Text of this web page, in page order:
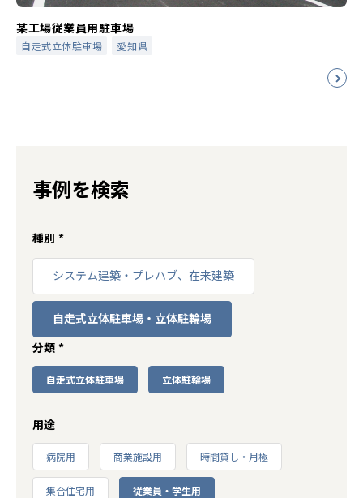
事例を検索
種別 *
システム建築・プレハブ、在来建築
自走式立体駐車場・立体駐輪場
分類 *
自走式立体駐車場 立体駐輪場
用途
病院用 商業施設用 時間貸し・月極
集合住宅用 従業員・学生用
某工場従業員用駐車場
自走式立体駐車場 愛知県